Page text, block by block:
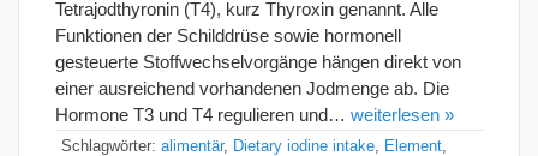
Tetrajodthyronin (T4), kurz Thyroxin genannt. Alle
Funktionen der Schilddrüse sowie hormonell
gesteuerte Stoffwechselvorgänge hängen direkt von
einer ausreichend vorhandenen Jodmenge ab. Die
Hormone T3 und T4 regulieren und… weiterlesen »
Schlagwörter: alimentär, Dietary iodine intake Element